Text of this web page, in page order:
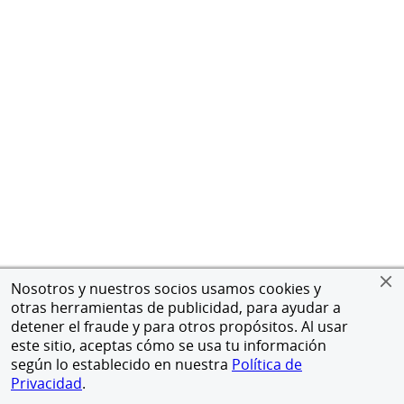
Nosotros y nuestros socios usamos cookies y
otras herramientas de publicidad, para ayudar a
detener el fraude y para otros propósitos. Al usar
este sitio, aceptas cómo se usa tu información
según lo establecido en nuestra Política de
Privacidad.